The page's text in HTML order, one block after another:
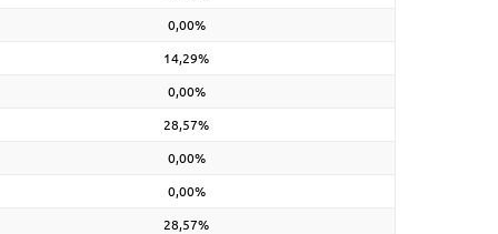
0,00%
14,29%
0,00%
28,57%
0,00%
0,00%
28,57%